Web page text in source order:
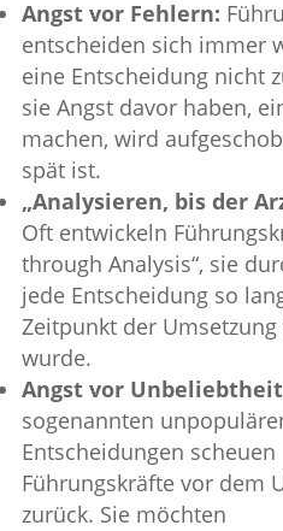
Angst vor Fehlern:
entscheiden sich immer
eine Entscheidung nicht
sie Angst davor haben,
machen, wird
spät ist.
„Analysieren, bis der
Oft entwickeln
through Analysis“, sie
jede Entscheidung so
Zeitpunkt der Umsetzung
wurde.
Angst vor
sogenannten
Entscheidungen scheuen
Führungskräfte vor dem
zurück. Sie möchten